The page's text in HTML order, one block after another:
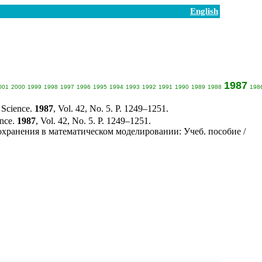
English
2000 1999 1998 1997 1996 1995 1994 1993 1992 1991 1990 1989 1988 1987
1987, Vol. 42, No. 5. P. 1249–1251.
1987, Vol. 42, No. 5. P. 1249–1251.
в математическом моделировании: Учеб. пособие /